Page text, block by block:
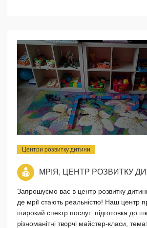
Центри розвитку дитини
МРІЯ, ЦЕНТР РОЗВИТКУ
Запрошуємо вас в центр розвитку
де мрії стають реальністю! Наш центр
широкий спектр послуг: підготовка до
різноманітні творчі майстер-класи,